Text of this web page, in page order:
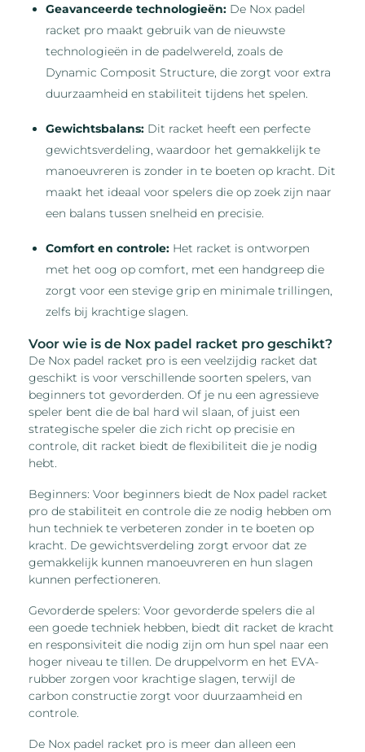
Geavanceerde technologieën: De Nox padel
racket pro maakt gebruik van de nieuwste
technologieën in de padelwereld, zoals de
Dynamic Composit Structure, die zorgt voor extra
duurzaamheid en stabiliteit tijdens het spelen.
Gewichtsbalans: Dit racket heeft een perfecte
gewichtsverdeling, waardoor het gemakkelijk te
manoeuvreren is zonder in te boeten op kracht. Dit
maakt het ideaal voor spelers die op zoek zijn naar
een balans tussen snelheid en precisie.
Comfort en controle: Het racket is ontworpen
met het oog op comfort, met een handgreep die
zorgt voor een stevige grip en minimale trillingen,
zelfs bij krachtige slagen.
Voor wie is de Nox padel racket pro geschikt?
De Nox padel racket pro is een veelzijdig racket dat
geschikt is voor verschillende soorten spelers, van
beginners tot gevorderden. Of je nu een agressieve
speler bent die de bal hard wil slaan, of juist een
strategische speler die zich richt op precisie en
controle, dit racket biedt de flexibiliteit die je nodig
hebt.
Beginners: Voor beginners biedt de Nox padel racket
pro de stabiliteit en controle die ze nodig hebben om
hun techniek te verbeteren zonder in te boeten op
kracht. De gewichtsverdeling zorgt ervoor dat ze
gemakkelijk kunnen manoeuvreren en hun slagen
kunnen perfectioneren.
Gevorderde spelers: Voor gevorderde spelers die al
een goede techniek hebben, biedt dit racket de kracht
en responsiviteit die nodig zijn om hun spel naar een
hoger niveau te tillen. De druppelvorm en het EVA-
rubber zorgen voor krachtige slagen, terwijl de
carbon constructie zorgt voor duurzaamheid en
controle.
De Nox padel racket pro is meer dan alleen een